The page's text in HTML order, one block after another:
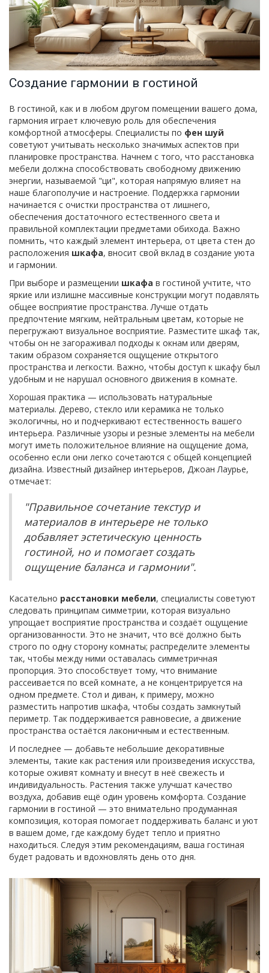
Создание гармонии в гостиной
В гостиной, как и в любом другом помещении вашего дома,
гармония играет ключевую роль для обеспечения
комфортной атмосферы. Специалисты по фен шуй
советуют учитывать несколько значимых аспектов при
планировке пространства. Начнем с того, что расстановка
мебели должна способствовать свободному движению
энергии, называемой "ци", которая напрямую влияет на
наше благополучие и настроение. Поддержка гармонии
начинается с очистки пространства от лишнего,
обеспечения достаточного естественного света и
правильной комплектации предметами обихода. Важно
помнить, что каждый элемент интерьера, от цвета стен до
расположения шкафа, вносит свой вклад в создание уюта
и гармонии.
При выборе и размещении шкафа в гостиной учтите, что
яркие или излишне массивные конструкции могут подавлять
общее восприятие пространства. Лучше отдать
предпочтение мягким, нейтральным цветам, которые не
перегружают визуальное восприятие. Разместите шкаф так,
чтобы он не загораживал подходы к окнам или дверям,
таким образом сохраняется ощущение открытого
пространства и легкости. Важно, чтобы доступ к шкафу был
удобным и не нарушал основного движения в комнате.
Хорошая практика — использовать натуральные
материалы. Дерево, стекло или керамика не только
экологичны, но и подчеркивают естественность вашего
интерьера. Различные узоры и резные элементы на мебели
могут иметь положительное влияние на ощущение дома,
особенно если они легко сочетаются с общей концепцией
дизайна. Известный дизайнер интерьеров, Джоан Лаурье,
отмечает:
"Правильное сочетание текстур и
материалов в интерьере не только
добавляет эстетическую ценность
гостиной, но и помогает создать
ощущение баланса и гармонии".
Касательно расстановки мебели, специалисты советуют
следовать принципам симметрии, которая визуально
упрощает восприятие пространства и создаёт ощущение
организованности. Это не значит, что всё должно быть
строго по одну сторону комнаты; распределите элементы
так, чтобы между ними оставалась симметричная
пропорция. Это способствует тому, что внимание
рассеивается по всей комнате, а не концентрируется на
одном предмете. Стол и диван, к примеру, можно
разместить напротив шкафа, чтобы создать замкнутый
периметр. Так поддерживается равновесие, а движение
пространства остаётся лаконичным и естественным.
И последнее — добавьте небольшие декоративные
элементы, такие как растения или произведения искусства,
которые оживят комнату и внесут в неё свежесть и
индивидуальность. Растения также улучшат качество
воздуха, добавив ещё один уровень комфорта. Создание
гармонии в гостиной — это внимательно продуманная
композиция, которая помогает поддерживать баланс и уют
в вашем доме, где каждому будет тепло и приятно
находиться. Следуя этим рекомендациям, ваша гостиная
будет радовать и вдохновлять день ото дня.